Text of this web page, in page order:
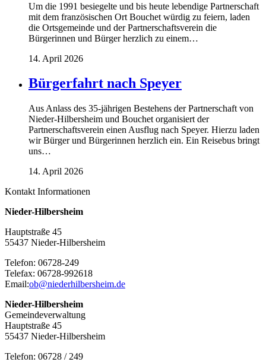
Um die 1991 besiegelte und bis heute lebendige Partnerschaft
mit dem französischen Ort Bouchet würdig zu feiern, laden
die Ortsgemeinde und der Partnerschaftsverein die
Bürgerinnen und Bürger herzlich zu einem…
14. April 2026
Bürgerfahrt nach Speyer
Aus Anlass des 35-jährigen Bestehens der Partnerschaft von
Nieder-Hilbersheim und Bouchet organisiert der
Partnerschaftsverein einen Ausflug nach Speyer. Hierzu laden
wir Bürger und Bürgerinnen herzlich ein. Ein Reisebus bringt
uns…
14. April 2026
Kontakt Informationen
Nieder-Hilbersheim
Hauptstraße 45
55437 Nieder-Hilbersheim
Telefon: 06728-249
Telefax: 06728-992618
Email:ob@niederhilbersheim.de
Nieder-Hilbersheim
Gemeindeverwaltung
Hauptstraße 45
55437 Nieder-Hilbersheim
Telefon: 06728 / 249